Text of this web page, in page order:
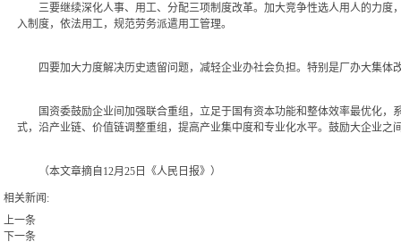
三要继续深化人事、用工、分配三项制度改革。加大竞争性选人用人的力度
入制度，依法用工，规范劳务派遣用工管理。
四要加大力度解决历史遗留问题，减轻企业办社会负担。特别是厂办大集体
国资委鼓励企业间加强联合重组，立足于国有资本功能和整体效率最优化，
式，沿产业链、价值链调整重组，提高产业集中度和专业化水平。鼓励大企业
（本文章摘自12月25日《人民日报》）
相关新闻:
上一条
下一条